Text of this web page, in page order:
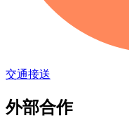
交通接送
外部合作